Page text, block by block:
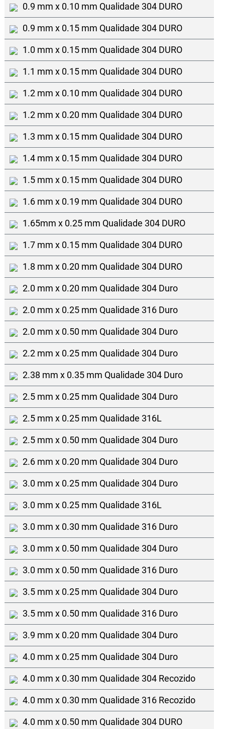
0.9 mm x 0.10 mm Qualidade 304 DURO
0.9 mm x 0.15 mm Qualidade 304 DURO
1.0 mm x 0.15 mm Qualidade 304 DURO
1.1 mm x 0.15 mm Qualidade 304 DURO
1.2 mm x 0.10 mm Qualidade 304 DURO
1.2 mm x 0.20 mm Qualidade 304 DURO
1.3 mm x 0.15 mm Qualidade 304 DURO
1.4 mm x 0.15 mm Qualidade 304 DURO
1.5 mm x 0.15 mm Qualidade 304 DURO
1.6 mm x 0.19 mm Qualidade 304 DURO
1.65mm x 0.25 mm Qualidade 304 DURO
1.7 mm x 0.15 mm Qualidade 304 DURO
1.8 mm x 0.20 mm Qualidade 304 DURO
2.0 mm x 0.20 mm Qualidade 304 Duro
2.0 mm x 0.25 mm Qualidade 316 Duro
2.0 mm x 0.50 mm Qualidade 304 Duro
2.2 mm x 0.25 mm Qualidade 304 Duro
2.38 mm x 0.35 mm Qualidade 304 Duro
2.5 mm x 0.25 mm Qualidade 304 Duro
2.5 mm x 0.25 mm Qualidade 316L
2.5 mm x 0.50 mm Qualidade 304 Duro
2.6 mm x 0.20 mm Qualidade 304 Duro
3.0 mm x 0.25 mm Qualidade 304 Duro
3.0 mm x 0.25 mm Qualidade 316L
3.0 mm x 0.30 mm Qualidade 316 Duro
3.0 mm x 0.50 mm Qualidade 304 Duro
3.0 mm x 0.50 mm Qualidade 316 Duro
3.5 mm x 0.25 mm Qualidade 304 Duro
3.5 mm x 0.50 mm Qualidade 316 Duro
3.9 mm x 0.20 mm Qualidade 304 Duro
4.0 mm x 0.25 mm Qualidade 304 Duro
4.0 mm x 0.30 mm Qualidade 304 Recozido
4.0 mm x 0.30 mm Qualidade 316 Recozido
4.0 mm x 0.50 mm Qualidade 304 DURO